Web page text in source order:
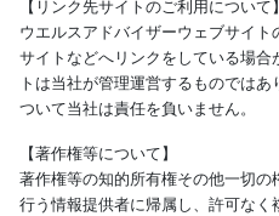
【リンク先サイトのご利用について】
ウエルスアドバイザーウェブサイ
サイトなどへリンクをしている場
トは当社が管理運営するものでは
ついて当社は責任を負いません。
【著作権等について】
著作権等の知的所有権その他一切
行う情報提供者に帰属し、許可な